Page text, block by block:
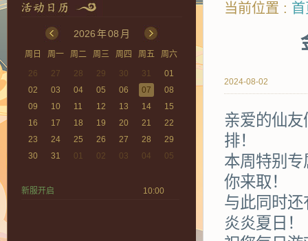
2026年08 月
周日 周一 周二 周三 周四 周五
周六
26
27 28 29 30 31
01
02
03 04 05 06 07
08
09
10 11 12 13 14
15
16
17 18 19 20 21
22
23
24 25 26 27 28
29
30
31 01 02 03 04 05
新服开启 10:00
当前位置 :
2024-08-02
亲爱的仙
排！
本周特别
你来取！
与此同时
炎炎夏日！